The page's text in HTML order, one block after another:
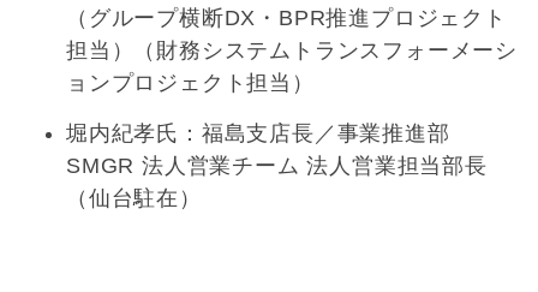
（グループ横断DX・BPR推進プロジェクト
担当）（財務システムトランスフォーメーシ
ョンプロジェクト担当）
堀内紀孝氏：福島支店長／事業推進部
SMGR 法人営業チーム 法人営業担当部長
（仙台駐在）